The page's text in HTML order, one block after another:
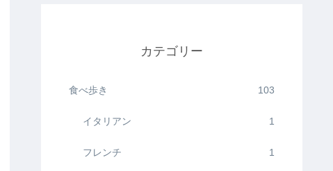
カテゴリー
食べ歩き 103
イタリアン 1
フレンチ 1